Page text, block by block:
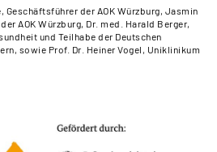
der AOK Würzburg, Jasmin
AOK Würzburg, Dr. med. Harald Berger,
und Teilhabe der Deutschen
sowie Prof. Dr. Heiner Vogel, Uniklinikum